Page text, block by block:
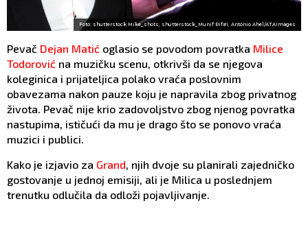
Foto: shutterstock Mike_shots, shutterstock_Munif Rifa'i, Antonio Ahel/ATAImages
Pevač Dejan Matić oglasio se povodom povratka Milice
Todorović na muzičku scenu, otkrivši da se njegova
koleginica i prijateljica polako vraća poslovnim
obavezama nakon pauze koju je napravila zbog privatnog
života. Pevač nije krio zadovoljstvo zbog njenog povratka
nastupima, ističući da mu je drago što se ponovo vraća
muzici i publici.
Kako je izjavio za Grand, njih dvoje su planirali zajedničko
gostovanje u jednoj emisiji, ali je Milica u poslednjem
trenutku odlučila da odloži pojavljivanje.